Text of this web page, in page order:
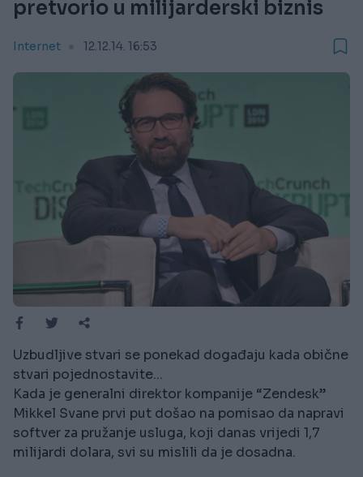
pretvorio u milijarderski biznis
Internet 12.12.14. 16:53
Uzbudljive stvari se ponekad događaju kada obične
stvari pojednostavite...
Kada je generalni direktor kompanije “Zendesk”
Mikkel Svane prvi put došao na pomisao da napravi
softver za pružanje usluga, koji danas vrijedi 1,7
milijardi dolara, svi su mislili da je dosadna.